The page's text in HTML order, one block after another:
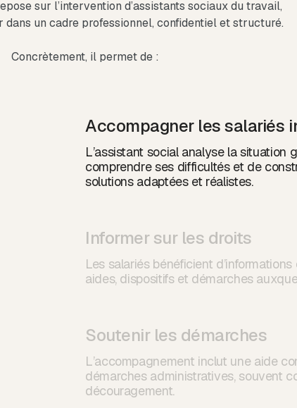
sur l’intervention d’assistants sociaux du travail,
un cadre professionnel, confidentiel et structuré.
Concrètement, il permet de :
Accompagner les salariés
L’assistant social analyse la situation
comprendre ses difficultés et de
solutions adaptées et réalistes.
Informer sur les droits
Les salariés bénéficient
aides, dispositifs et démarches
Soutenir les démarches
L’accompagnement inclut une aide
démarches administratives, souvent
découragement.